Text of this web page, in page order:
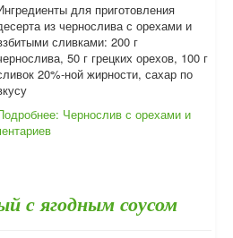
для приготовления
из чернослива с орехами и
сливками: 200 г
50 г грецких орехов, 100 г
20%-ной жирности, сахар по
Чернослив с орехами и
с ягодным соусом